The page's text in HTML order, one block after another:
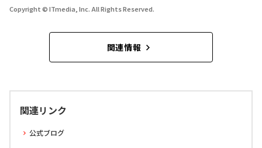
Copyright © ITmedia, Inc. All Rights Reserved.
関連情報
関連リンク
公式ブログ